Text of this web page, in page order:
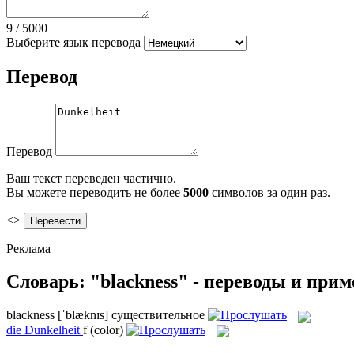
9 / 5000
Выберите язык перевода
Перевод
Перевод
Ваш текст переведен частично.
Вы можете переводить не более 5000 символов за один раз.
<>
Реклама
Словарь: "blackness" - переводы и
blackness [ˈblæknɪs] существительное
die Dunkelheit f (color)